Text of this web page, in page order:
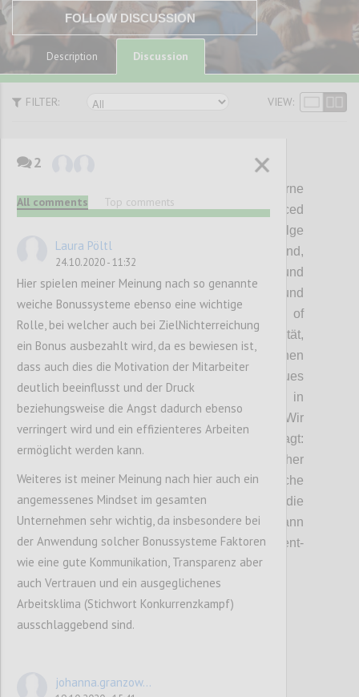
FOLLOW DISCUSSION
Description Discussion
FILTER: VIEW:
Moderne
Managementsysteme wie z.B die Balanced
Scorecard und Bonussysteme, die auf Erfolge
in ein bis
zwei Jahren ausgelegt sind,
begünstigen kurzfristiges Denken und
zerstören langfristige Lösungen und
Innovation. Das Postulat der
Economy of
Scales fördert zudem Quantität vor Qualität,
wie China kurzfristig gewinnen
lässt. Ist es an der Zeit, ein völlig neues
Verständnis dafür, wie wir Wert in
Unternehmen bemessen, zu
Wir
haben uns in dieser Diskussion daher gefragt:
Was bedeutet Unternehmenserfolg? Welcher
Logik folgen daher Bonussysteme und welche
weiteren Faktoren beeinflusse
die
Ausgestaltung dieser Systeme? Wie
kann
langfristiges Denken in Management-
Bonussysteme implementiert werden?
2
All comments Top comments
Laura Pöltl
24.10.2020 - 11:32
Hier spielen meiner Meinung nach so genannte
weiche Bonussysteme ebenso eine wichtige
Rolle, bei welcher auch bei ZielNichterreichung
ein Bonus ausbezahlt wird, da es bewiesen ist,
dass auch dies die Motivation der Mitarbeiter
deutlich beeinflusst und der Druck
beziehungsweise die Angst dadurch ebenso
verringert wird und ein effizienteres Arbeiten
ermöglicht werden kann.
Weiteres ist meiner Meinung nach hier auch ein
angemessenes Mindset im gesamten
Unternehmen sehr wichtig, da insbesondere bei
der Anwendung solcher Bonussysteme Faktoren
wie eine gute Kommunikation, Transparenz aber
auch Vertrauen und ein ausgeglichenes
Arbeitsklima (Stichwort Konkurrenzkampf)
ausschlaggebend sind.
johanna.granzow...